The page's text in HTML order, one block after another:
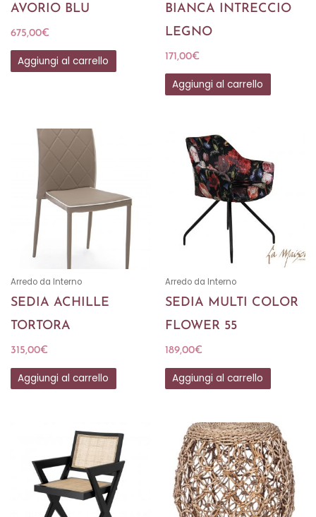
AVORIO BLU
675,00€
Aggiungi al carrello
BIANCA INTRECCIO
LEGNO
171,00€
Aggiungi al carrello
Arredo da Interno
SEDIA ACHILLE
TORTORA
315,00€
Aggiungi al carrello
Arredo da Interno
SEDIA MULTI COLOR
FLOWER 55
189,00€
Aggiungi al carrello